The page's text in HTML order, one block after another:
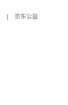
京东公益